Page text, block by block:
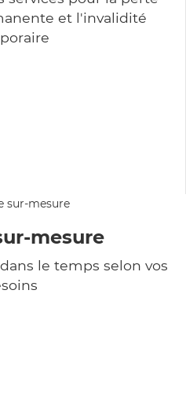
et l'invalidité
mesure
le temps selon vos